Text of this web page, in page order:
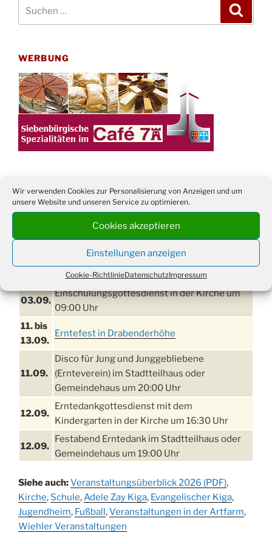
Wir verwenden Cookies zur Personalisierung von Anzeigen und um
unsere Website und unseren Service zu optimieren.
Cookies akzeptieren
Einstellungen anzeigen
Cookie-RichtlinieDatenschutzImpressum
WERBUNG
TERMINE
28.8.
Sommerfreizeit der Ev. Jugend in Berlin für
Kinder ab 13 Jahren
29.08.
Damen Doppel - Turnier des TC77 am
Tennisplatz
03.09.
Einschulungsgottesdienst in der Kirche um
09:00 Uhr
11. bis
13.09.
Erntefest in Drabenderhöhe
11.09.
Disco für Jung und Junggebliebene
(Ernteverein) im Stadtteilhaus oder
Gemeindehaus um 20:00 Uhr
12.09.
Erntedankgottesdienst mit dem
Kindergarten in der Kirche um 16:30 Uhr
12.09.
Festabend Erntedank im Stadtteilhaus oder
Gemeindehaus um 19:00 Uhr
13.09.
Stadtteilhaus um 14:00 Uhr
19.09.
Schlagerabend im Stadtteilhaus
Drabenderhöhe
Siehe auch:Veranstaltungsüberblick 2026 (PDF),
Kirche, Schule, Adele Zay Kiga, Evangelischer Kiga,
Jugendheim, Fußball,Veranstaltungen in der Artfarm,
Wiehler Veranstaltungen